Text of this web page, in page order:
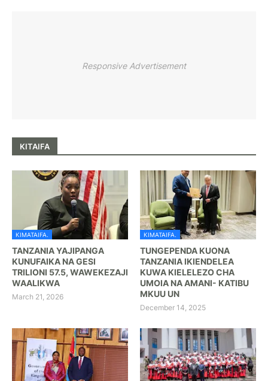
Responsive Advertisement
KITAIFA
KIMATAIFA.
TANZANIA YAJIPANGA
KUNUFAIKA NA GESI
TRILIONI 57.5, WAWEKEZAJI
WAALIKWA
March 21, 2026
KIMATAIFA.
TUNGEPENDA KUONA
TANZANIA IKIENDELEA
KUWA KIELELEZO CHA
UMOIA NA AMANI- KATIBU
MKUU UN
December 14, 2025